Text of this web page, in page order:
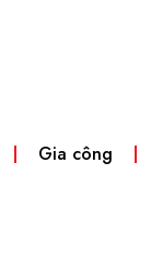
Gia công